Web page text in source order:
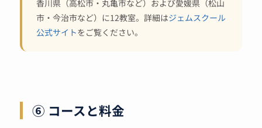
香川県（高松市・丸亀市など）および愛媛県（松山
市・今治市など）に12教室。詳細はジェムスクール
公式サイトをご覧ください。
⑥ コースと料金